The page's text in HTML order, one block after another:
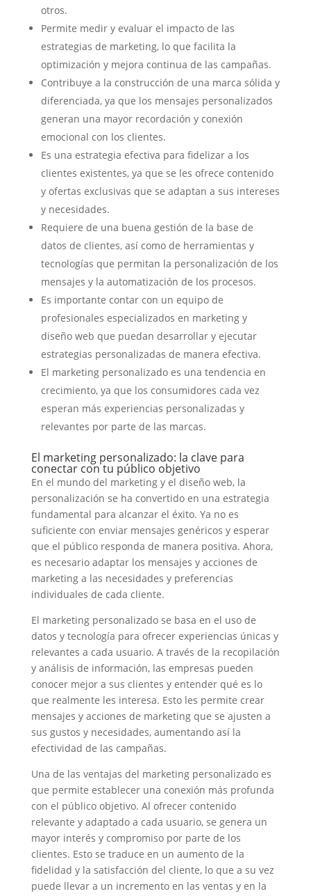
otros.
Permite medir y evaluar el impacto de las
estrategias de marketing, lo que facilita la
optimización y mejora continua de las campañas.
Contribuye a la construcción de una marca sólida y
diferenciada, ya que los mensajes personalizados
generan una mayor recordación y conexión
emocional con los clientes.
Es una estrategia efectiva para fidelizar a los
clientes existentes, ya que se les ofrece contenido
y ofertas exclusivas que se adaptan a sus intereses
y necesidades.
Requiere de una buena gestión de la base de
datos de clientes, así como de herramientas y
tecnologías que permitan la personalización de los
mensajes y la automatización de los procesos.
Es importante contar con un equipo de
profesionales especializados en marketing y
diseño web que puedan desarrollar y ejecutar
estrategias personalizadas de manera efectiva.
El marketing personalizado es una tendencia en
crecimiento, ya que los consumidores cada vez
esperan más experiencias personalizadas y
relevantes por parte de las marcas.
El marketing personalizado: la clave para
conectar con tu público objetivo
En el mundo del marketing y el diseño web, la
personalización se ha convertido en una estrategia
fundamental para alcanzar el éxito. Ya no es
suficiente con enviar mensajes genéricos y esperar
que el público responda de manera positiva. Ahora,
es necesario adaptar los mensajes y acciones de
marketing a las necesidades y preferencias
individuales de cada cliente.
El marketing personalizado se basa en el uso de
datos y tecnología para ofrecer experiencias únicas y
relevantes a cada usuario. A través de la recopilación
y análisis de información, las empresas pueden
conocer mejor a sus clientes y entender qué es lo
que realmente les interesa. Esto les permite crear
mensajes y acciones de marketing que se ajusten a
sus gustos y necesidades, aumentando así la
efectividad de las campañas.
Una de las ventajas del marketing personalizado es
que permite establecer una conexión más profunda
con el público objetivo. Al ofrecer contenido
relevante y adaptado a cada usuario, se genera un
mayor interés y compromiso por parte de los
clientes. Esto se traduce en un aumento de la
fidelidad y la satisfacción del cliente, lo que a su vez
puede llevar a un incremento en las ventas y en la